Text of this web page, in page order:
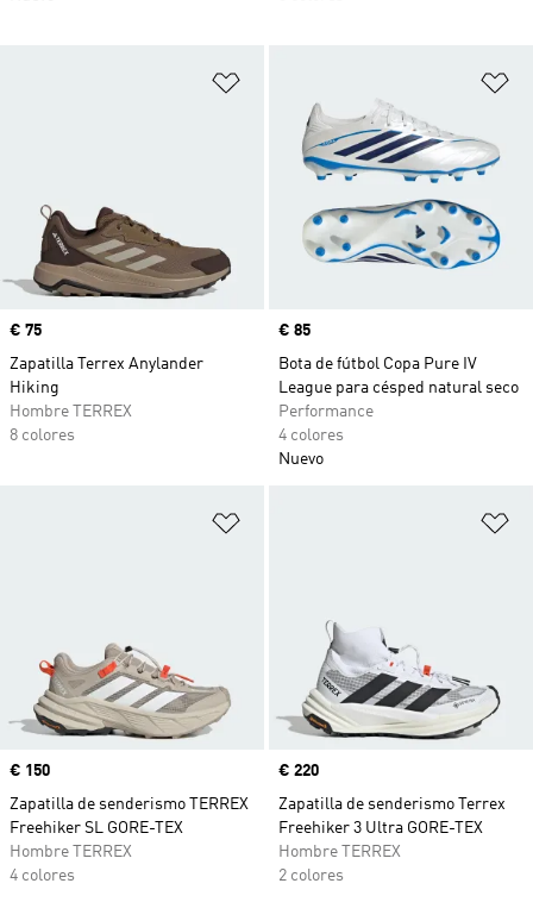
Precio
€ 75
Zapatilla Terrex Anylander
Hiking
Hombre TERREX
8 colores
Precio
€ 85
Bota de fútbol Copa Pure IV
League para césped natural seco
Performance
4 colores
Nuevo
Precio
€ 150
Zapatilla de senderismo TERREX
Freehiker SL GORE-TEX
Hombre TERREX
4 colores
Precio
€ 220
Zapatilla de senderismo Terrex
Freehiker 3 Ultra GORE-TEX
Hombre TERREX
2 colores